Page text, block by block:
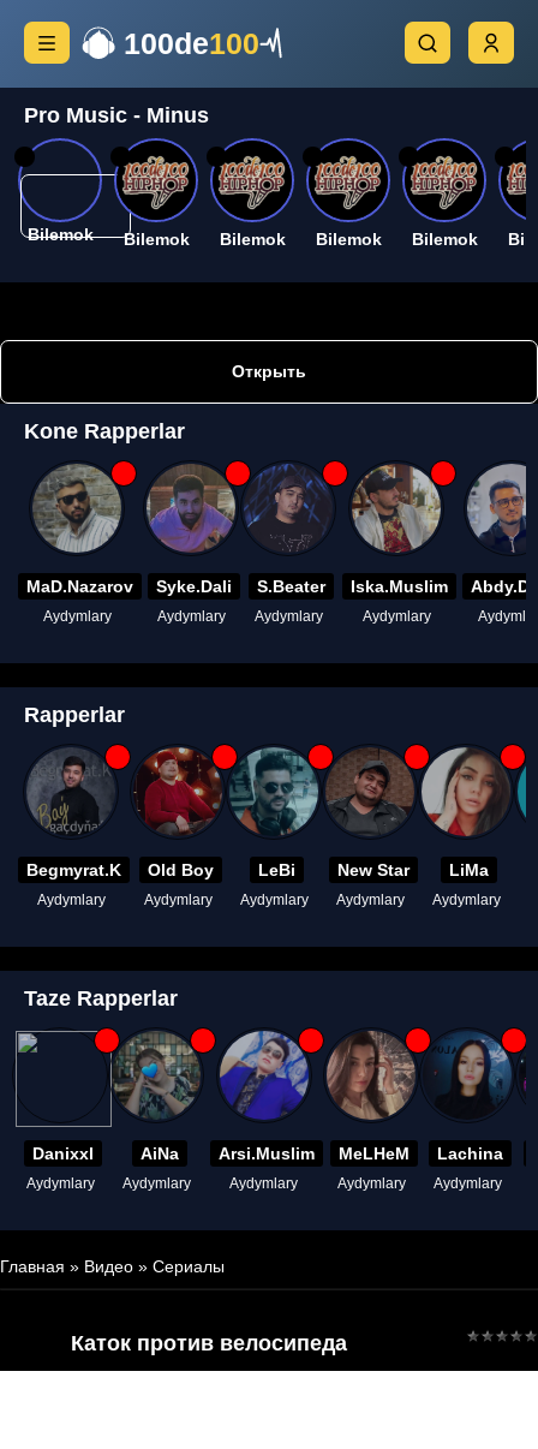
100de100
Pro Music - Minus
Bilemok Bilemok Bilemok Bilemok Bilemok
Открыть
Kone Rapperlar
MaD.Nazarov
Aydymlary
Syke.Dali
Aydymlary
S.Beater
Aydymlary
Iska.Muslim
Aydymlary
Rapperlar
Begmyrat.K
Aydymlary
Old Boy
Aydymlary
LeBi
Aydymlary
New Star
Aydymlary
LiMa
Aydymlary
Taze Rapperlar
Danixxl
Aydymlary
AiNa
Aydymlary
Arsi.Muslim
Aydymlary
MeLHeM
Aydymlary
Lachina
Aydymlary
Главная » Видео » Сериалы
Каток против велосипеда